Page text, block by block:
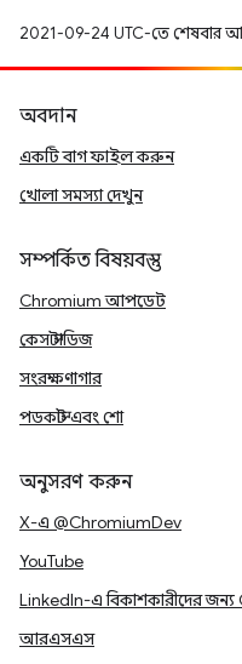
2021-09-24 UTC-তে শেষবার
অবদান
একটি বাগ ফাইল করুন
খোলা সমস্যা দেখুন
সম্পর্কিত বিষয়বস্তু
Chromium আপডেট
কেস স্টাডিজ
সংরক্ষণাগার
পডকাস্ট এবং শো
অনুসরণ করুন
X-এ @ChromiumDev
YouTube
LinkedIn-এ বিকাশকারীদের
আরএসএস